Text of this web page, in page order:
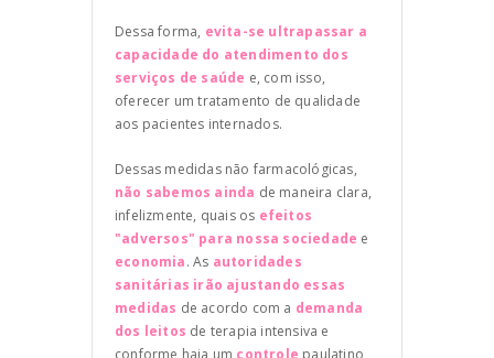
Dessa forma, evita-se ultrapassar a
capacidade do atendimento dos
serviços de saúde e, com isso,
oferecer um tratamento de qualidade
aos pacientes internados.
Dessas medidas não farmacológicas,
não sabemos ainda de maneira clara,
infelizmente, quais os efeitos
"adversos" para nossa sociedade e
economia. As autoridades
sanitárias irão ajustando essas
medidas de acordo com a demanda
dos leitos de terapia intensiva e
conforme haja um controle paulatino